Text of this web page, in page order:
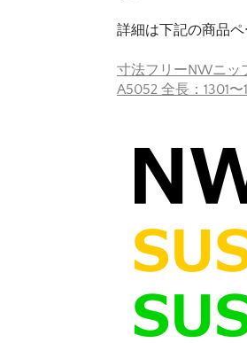
詳細は下記の商品ペ
寸法フリーNWニッ
A5052 全長：1301